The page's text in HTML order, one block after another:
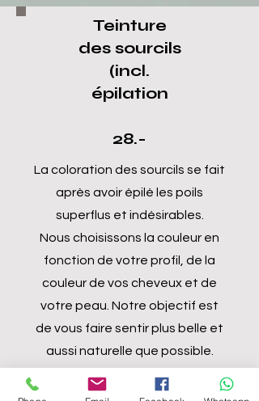
Teinture
des sourcils
(incl.
épilation
28.-
La coloration des sourcils se fait
après avoir épilé les poils
superflus et indésirables.
Nous choisissons la couleur en
fonction de votre profil, de la
couleur de vos cheveux et de
votre peau. Notre objectif est
de vous faire sentir plus belle et
aussi naturelle que possible.
Prendre RDV